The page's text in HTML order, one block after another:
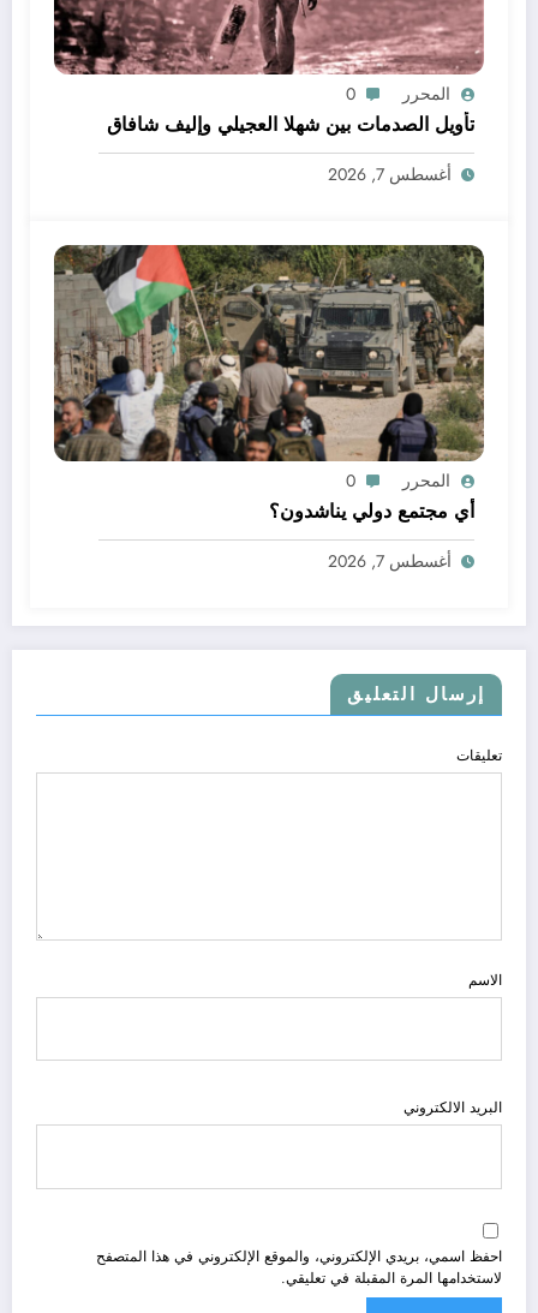
المحرر 0
تأويل الصدمات بين شهلا العجيلي وإليف شافاق
أغسطس 7, 2026
المحرر 0
أي مجتمع دولي يناشدون؟
أغسطس 7, 2026
إرسال التعليق
تعليقات
الاسم
البريد الالكتروني
احفظ اسمي، بريدي الإلكتروني، والموقع الإلكتروني في هذا المتصفح
لاستخدامها المرة المقبلة في تعليقي.